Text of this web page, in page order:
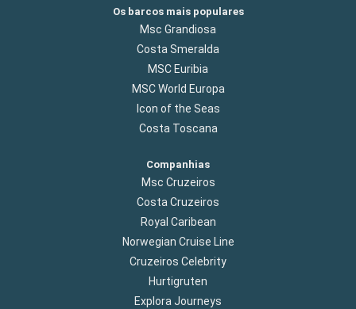
Os barcos mais populares
Msc Grandiosa
Costa Smeralda
MSC Euribia
MSC World Europa
Icon of the Seas
Costa Toscana
Companhias
Msc Cruzeiros
Costa Cruzeiros
Royal Caribean
Norwegian Cruise Line
Cruzeiros Celebrity
Hurtigruten
Explora Journeys